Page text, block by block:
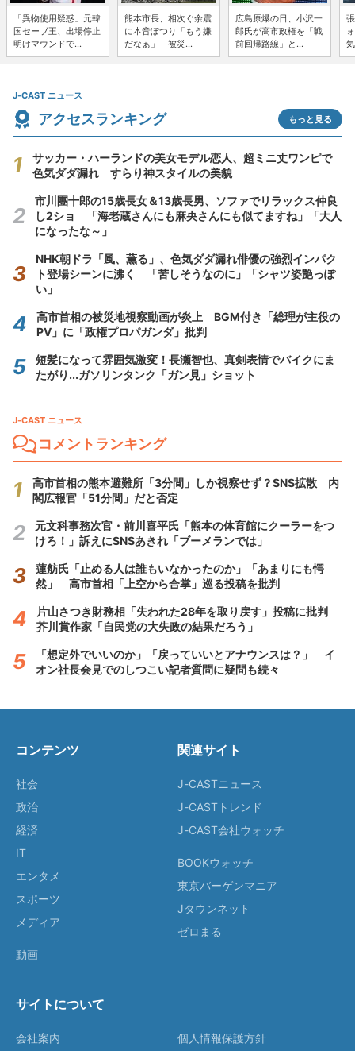
「異物使用疑惑」元韓
国セーブ王、出場停止
明けマウンドで...
熊本市長、相次ぐ余震
に本音ぽつり「もう嫌
だなぁ」 被災...
広島原爆の日、小沢一
郎氏が高市政権を「戦
前回帰路線」と...
J-CAST ニュース
アクセスランキング もっと見る
サッカー・ハーランドの美女モデル恋人、超ミニ丈ワンピで
色気ダダ漏れ すらり神スタイルの美貌
市川團十郎の15歳長女＆13歳長男、ソファでリラックス仲良
し2ショ 「海老蔵さんにも麻央さんにも似てますね」「大人
になったな～」
NHK朝ドラ「風、薫る」、色気ダダ漏れ俳優の強烈インパク
ト登場シーンに沸く 「苦しそうなのに」「シャツ姿艶っぽ
い」
高市首相の被災地視察動画が炎上 BGM付き「総理が主役の
PV」に「政権プロパガンダ」批判
短髪になって雰囲気激変！長瀬智也、真剣表情でバイクにま
たがり...ガソリンタンク「ガン見」ショット
J-CAST ニュース
コメントランキング
高市首相の熊本避難所「3分間」しか視察せず？SNS拡散 内
閣広報官「51分間」だと否定
元文科事務次官・前川喜平氏「熊本の体育館にクーラーをつ
けろ！」訴えにSNSあきれ「ブーメランでは」
蓮舫氏「止める人は誰もいなかったのか」「あまりにも愕
然」 高市首相「上空から合掌」巡る投稿を批判
片山さつき財務相「失われた28年を取り戻す」投稿に批判
芥川賞作家「自民党の大失政の結果だろう」
「想定外でいいのか」「戻っていいとアナウンスは？」 イ
オン社長会見でのしつこい記者質問に疑問も続々
コンテンツ
社会
政治
経済
IT
エンタメ
スポーツ
メディア
動画
関連サイト
J-CASTニュース
J-CASTトレンド
J-CAST会社ウォッチ
BOOKウォッチ
東京バーゲンマニア
Jタウンネット
ゼロまる
サイトについて
会社案内 個人情報保護方針